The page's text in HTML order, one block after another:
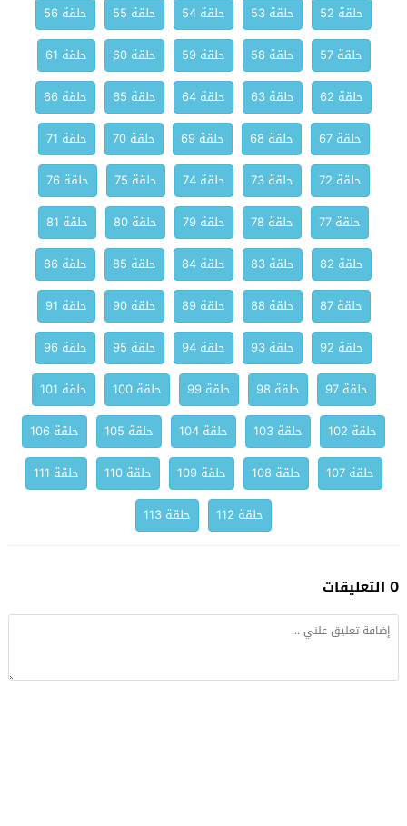
حلقة 52
حلقة 53 حلقة 54 حلقة 55
حلقة 56
حلقة 57
حلقة 58 حلقة 59 حلقة 60
حلقة 61
حلقة 62
حلقة 63 حلقة 64 حلقة 65
حلقة 66
حلقة 67
حلقة 68 حلقة 69 حلقة 70
حلقة 71
حلقة 72
حلقة 73 حلقة 74 حلقة 75
حلقة 76
حلقة 77
حلقة 78 حلقة 79 حلقة 80
حلقة 81
حلقة 82
حلقة 83 حلقة 84 حلقة 85
حلقة 86
حلقة 87
حلقة 88 حلقة 89 حلقة 90
حلقة 91
حلقة 92
حلقة 93 حلقة 94 حلقة 95
حلقة 96
حلقة 97
حلقة 98 حلقة 99 حلقة 100
حلقة 101
حلقة 102
حلقة 103 حلقة 104 حلقة 105
حلقة 106
حلقة 107
حلقة 108 حلقة 109 حلقة 110
حلقة 111
حلقة 112
حلقة 113
0 التعليقات